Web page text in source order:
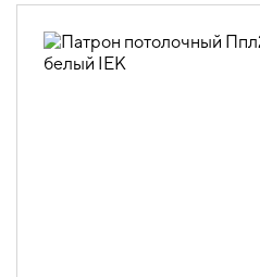
пластиковые